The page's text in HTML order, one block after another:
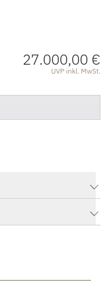
27.000,00 €
UVP inkl. MwSt.